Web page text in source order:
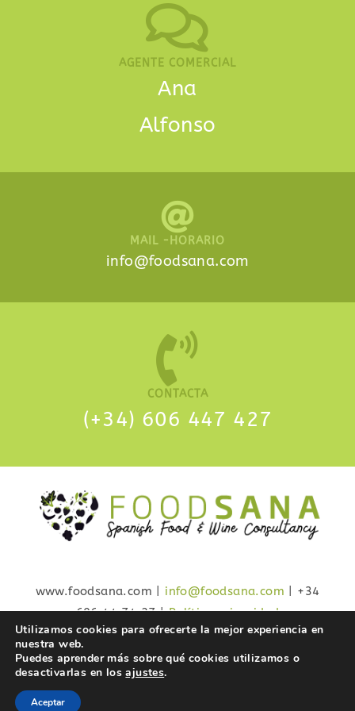
AGENTE COMERCIAL
Ana
Alfonso
MAIL -HORARIO
info@foodsana.com
CONTACTA
(+34) 606 447 427
www.foodsana.com | info@foodsana.com | +34
606 44 74 27 |Política privacidad
© COPYRIGHT 2023 - FOODSANA
Utilizamos cookies para ofrecerte la mejor experiencia en
nuestra web.
Puedes aprender más sobre qué cookies utilizamos o
desactivarlas en losajustes.
Aceptar